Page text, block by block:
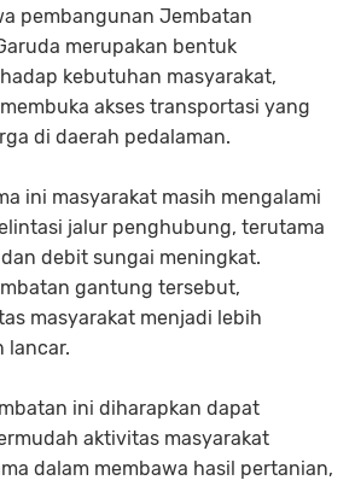
pembangunan Jembatan
merupakan bentuk
kebutuhan masyarakat,
akses transportasi yang
di daerah pedalaman.
ini masyarakat masih mengalami
jalur penghubung, terutama
debit sungai meningkat.
gantung tersebut,
masyarakat menjadi lebih
lancar.
ini diharapkan dapat
aktivitas masyarakat
dalam membawa hasil pertanian,